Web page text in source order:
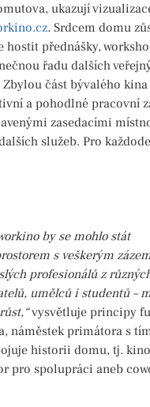
ukazují
. Srdcem domu
hostit přednášky,
řadu dalších
část bývalého
a pohodlné pracovní
zasedacími
služeb. Pro
by se mohlo stát
s veškerým
profesionálů z
umělců i studentů –
vysvětluje principy
náměstek primátora s
historii domu, tj.
pro spolupráci aneb